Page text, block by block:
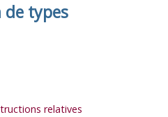
de types
relatives